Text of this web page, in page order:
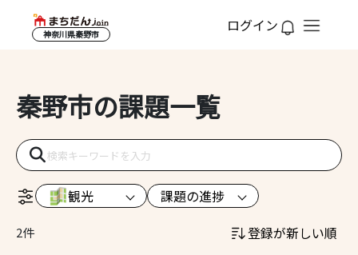
神奈川県秦野市 ログイン
秦野市の課題一覧
観光 課題の進捗
2件 登録が新しい順